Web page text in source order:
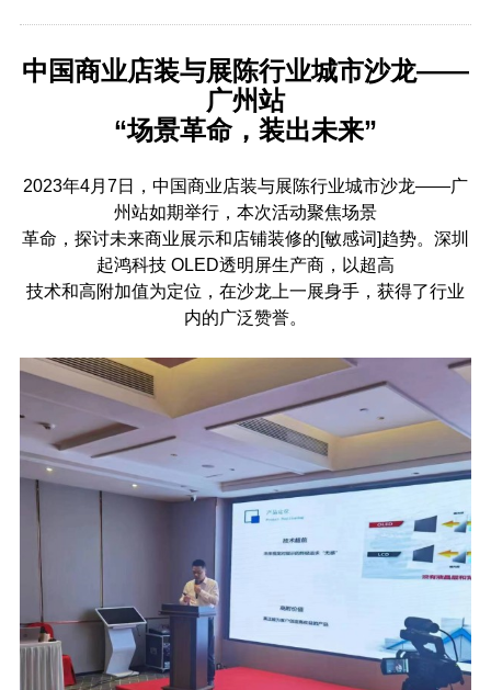
中国商业店装与展陈行业城市沙龙——
广州站
“场景革命，装出未来”
2023年4月7日，中国商业店装与展陈行业城市沙龙——广
州站如期举行，本次活动聚焦场景
革命，探讨未来商业展示和店铺装修的[敏感词]趋势。深圳
起鸿科技 OLED透明屏生产商，以超高
技术和高附加值为定位，在沙龙上一展身手，获得了行业
内的广泛赞誉。